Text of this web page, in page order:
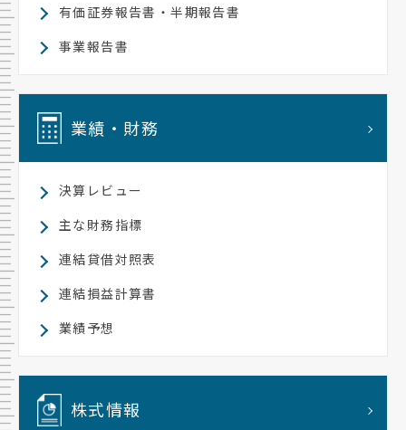
有価証券報告書・半期報告書
事業報告書
業績・財務
決算レビュー
主な財務指標
連結貸借対照表
連結損益計算書
業績予想
株式情報